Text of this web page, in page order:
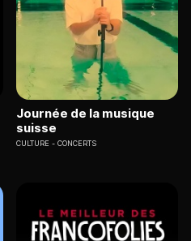
Journée de la musique
suisse
CULTURE CONCERTS